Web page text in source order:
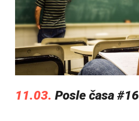
11.03. Posle časa #16